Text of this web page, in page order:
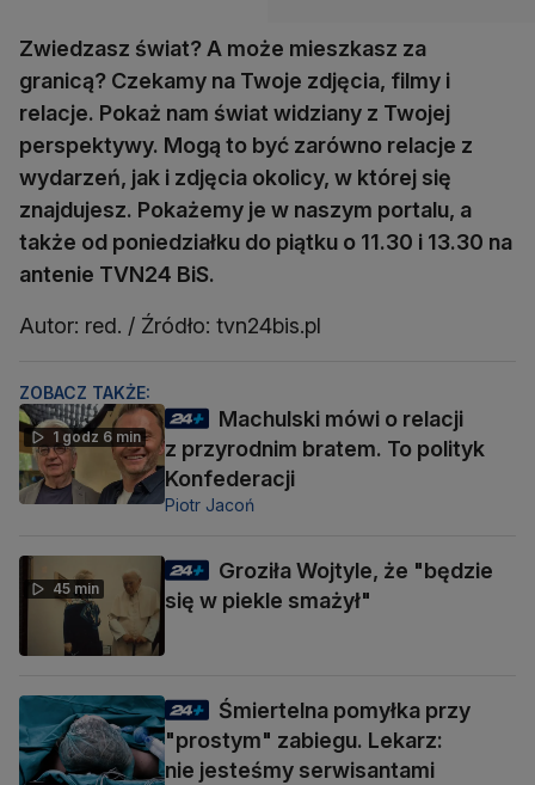
Zwiedzasz świat? A może mieszkasz za
granicą? Czekamy na Twoje zdjęcia, filmy i
relacje. Pokaż nam świat widziany z Twojej
perspektywy. Mogą to być zarówno relacje z
wydarzeń, jak i zdjęcia okolicy, w której się
znajdujesz. Pokażemy je w naszym portalu, a
także od poniedziałku do piątku o 11.30 i 13.30 na
antenie TVN24 BiS.
Autor: red. / Źródło: tvn24bis.pl
ZOBACZ TAKŻE:
1 godz 6 min
Machulski mówi o relacji
z przyrodnim bratem. To polityk
Konfederacji
Piotr Jacoń
45 min
Groziła Wojtyle, że "będzie
się w piekle smażył"
Śmiertelna pomyłka przy
"prostym" zabiegu. Lekarz:
nie jesteśmy serwisantami